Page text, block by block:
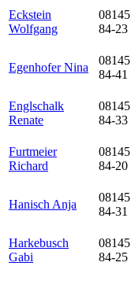
Eckstein
Wolfgang
08145
84-23
Egenhofer Nina
08145
84-41
Englschalk
Renate
08145
84-33
Furtmeier
Richard
08145
84-20
Hanisch Anja
08145
84-31
Harkebusch
Gabi
08145
84-25